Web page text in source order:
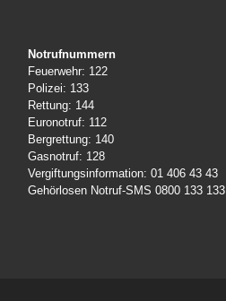
Notrufnummern
Feuerwehr: 122
Polizei: 133
Rettung: 144
Euronotruf: 112
Bergrettung: 140
Gasnotruf: 128
Vergiftungsinformation: 01 406 43 43
Gehörlosen Notruf-SMS 0800 133 133